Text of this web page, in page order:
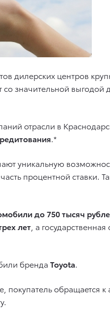
дилерских центров
значительной
отрасли в
.*
уникальную
процентной
до 750 тысяч
лет , а
бренда Toyota.
обращается к